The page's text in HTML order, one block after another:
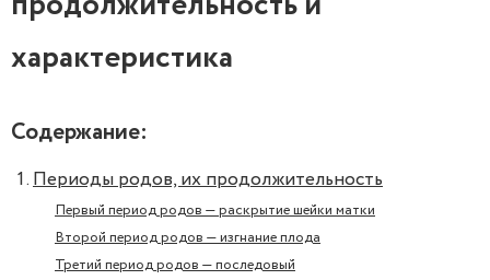
характеристика
Содержание:
Периоды родов, их продолжительность
Первый период родов — раскрытие шейки матки
Второй период родов — изгнание плода
Третий период родов — последовый